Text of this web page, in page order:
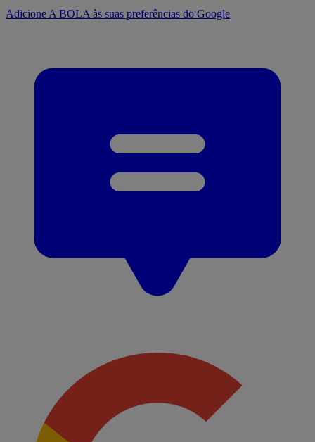
Adicione A BOLA às suas preferências do Google